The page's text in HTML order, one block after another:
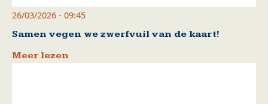
26/03/2026 - 09:45
Samen vegen we zwerfvuil van de kaart!
Meer lezen